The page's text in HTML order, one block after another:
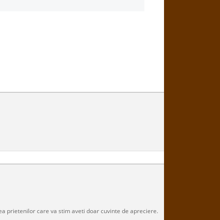
prietenilor care va stim aveti doar cuvinte de apreciere.